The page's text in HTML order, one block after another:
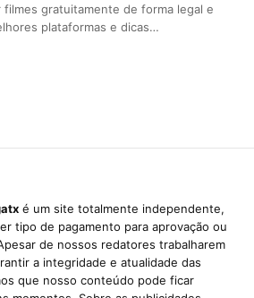
filmes gratuitamente de forma legal e
plataformas e dicas…
é um site totalmente independente,
tipo de pagamento para aprovação ou
de nossos redatores trabalharem
a integridade e atualidade das
que nosso conteúdo pode ficar